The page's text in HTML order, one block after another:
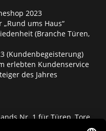
2023
„Rund ums Haus“
(Branche Türen,
(Kundenbegeisterung)
erlebten Kundenservice
des Jahres
Nr. 1 für Türen, Tore